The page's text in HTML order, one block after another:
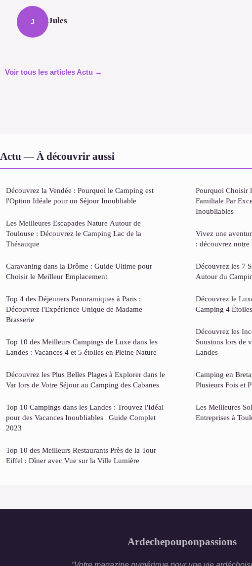
J Jules
Voir tous les articles Actu →
Actu — À découvrir aussi
Découvrez la Vendée : Pourquoi le Camping est
l'Option Idéale pour un Séjour Inoubliable
Les Meilleures Escapades Nature Autour de
Toulouse : Découvrez le Camping Lac de la
Thésauque
Caravaning dans la Drôme : Guide Ultime pour
Choisir le Meilleur Emplacement
Top 4 des Déjeuners Panoramiques à Paris :
Découvrez l'Expérience Unique de Madame
Brasserie
Top 10 des Meilleurs Campings de Luxe dans les
Landes : Vacances 4 et 5 étoiles en Pleine Nature
Découvrez les Plus Belles Plages à Explorer dans le
Var lors de Votre Séjour au Camping des Cabanes
Top 10 Campings dans les Landes : Trouvez l'Idéal
pour des Vacances Inoubliables | Guide Complet
2023
Top 10 des Meilleurs Restaurants Près de la Tour
Eiffel : Dîner avec Vue sur la Ville Lumière
Pourquoi Choisir
Familiale Par
Inoubliables
Vivez une
: découvrez
Découvrez les 7
Autour du
Découvrez le
Camping 4
Découvrez les
Soustons lors de
Landes
Camping en
Plusieurs Fois et
Les Meilleures
Entreprises à
Ardechepouponpassions